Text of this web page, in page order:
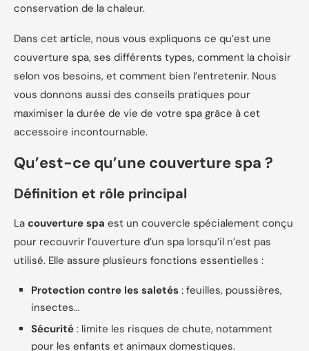
conservation de la chaleur.
Dans cet article, nous vous expliquons ce qu’est une
couverture spa, ses différents types, comment la choisir
selon vos besoins, et comment bien l’entretenir. Nous
vous donnons aussi des conseils pratiques pour
maximiser la durée de vie de votre spa grâce à cet
accessoire incontournable.
Qu’est-ce qu’une couverture spa ?
Définition et rôle principal
La couverture spa est un couvercle spécialement conçu
pour recouvrir l’ouverture d’un spa lorsqu’il n’est pas
utilisé. Elle assure plusieurs fonctions essentielles :
Protection contre les saletés : feuilles, poussières,
insectes…
Sécurité : limite les risques de chute, notamment
pour les enfants et animaux domestiques.